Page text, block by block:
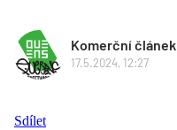
Komerční článek
17.5.2024, 12:27
Sdílet